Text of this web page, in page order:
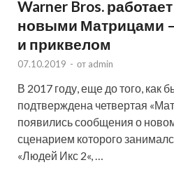
Warner Bros.
новыми Матрицами
и приквелом
07.10.2019 - от admin
В 2017 году, еще до того, как
подтверждена четвертая
появились сообщения о
сценарием которого
«Людей Икс 2«, …